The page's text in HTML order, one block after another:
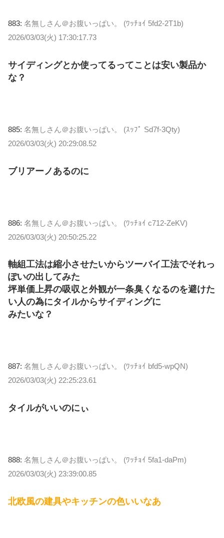
883: 名無しさん＠お腹いっぱい。 (ﾜｯﾁｮｲ 5fd2-2T1b)
2026/03/03(火) 17:30:17.73
サイディングとか使ってるってことは安い製品か
な？
885: 名無しさん＠お腹いっぱい。 (ｽｯﾌﾟ Sd7f-3Qty)
2026/03/03(火) 20:29:08.52
ブリアーノあるのに
886: 名無しさん＠お腹いっぱい。 (ﾜｯﾁｮｲ c712-ZeKV)
2026/03/03(火) 20:50:25.22
軸組工法は縮小させたいからツーバイ工法でそれっ
ぽいの出してみた
坪単価上昇の吸収と外観が一条臭くなるのを避けた
い人の為にタイルからサイディングに
みたいな？
887: 名無しさん＠お腹いっぱい。 (ﾜｯﾁｮｲ bfd5-wpQN)
2026/03/03(火) 22:25:23.61
タイルがいいのにぃ
888: 名無しさん＠お腹いっぱい。 (ﾜｯﾁｮｲ 5fa1-daPm)
2026/03/03(火) 23:39:00.85
北欧風の建具やキッチンの色いいなあ